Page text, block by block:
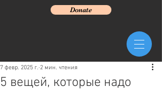
Donate
5 вещей, которые надо
7 февр. 2025 г. 2 мин. чтения